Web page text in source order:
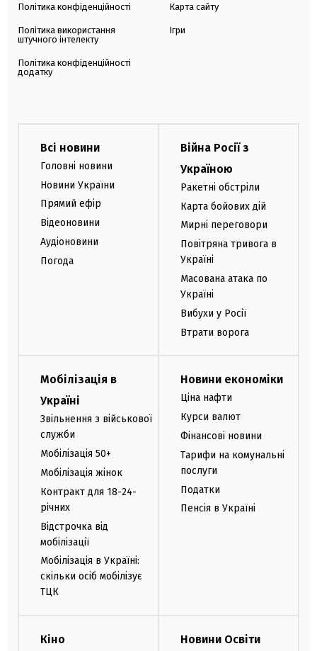
Політика конфіденційності
Політика використання
штучного інтелекту
Політика конфіденційності
додатку
Карта сайту
Ігри
Всі новини
Головні новини
Новини України
Прямий ефір
Відеоновини
Аудіоновини
Погода
Війна Росії з
Україною
Ракетні обстріли
Карта бойових дій
Мирні переговори
Повітряна тривога в
Україні
Масована атака по
Україні
Вибухи у Росії
Втрати ворога
Мобілізація в
Україні
Звільнення з військової
служби
Мобілізація 50+
Мобілізація жінок
Контракт для 18-24-
річних
Відстрочка від
мобілізації
Мобілізація в Україні:
скільки осіб мобілізує
ТЦК
Новини економіки
Ціна нафти
Курси валют
Фінансові новини
Тарифи на комунальні
послуги
Податки
Пенсія в Україні
Кіно Новини Освіти